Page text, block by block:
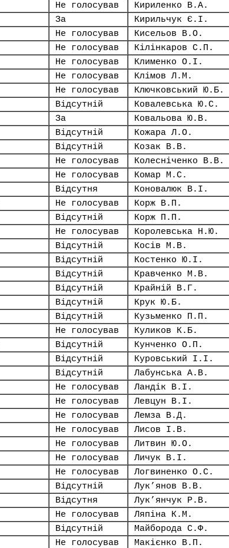
Не голосував Кириленко В.А.
За Кирильчук Є.І.
Не голосував Кисельов В.О.
Не голосував Кілінкаров С.П.
Не голосував Клименко О.І.
Не голосував Клімов Л.М.
Не голосував Ключковський Ю.Б.
Відсутній Ковалевська Ю.С.
За Ковальова Ю.В.
Відсутній Кожара Л.О.
Відсутній Козак В.В.
Не голосував Колесніченко В.В.
Не голосував Комар М.С.
Відсутня Коновалюк В.І.
Не голосував Корж В.П.
Відсутній Корж П.П.
Не голосував Королевська Н.Ю.
Відсутній Косів М.В.
Відсутній Костенко Ю.І.
Відсутній Кравченко М.В.
Відсутній Крайній В.Г.
Відсутній Крук Ю.Б.
Відсутній Кузьменко П.П.
Не голосував Куликов К.Б.
Відсутній Кунченко О.П.
Відсутній Куровський І.І.
Відсутній Лабунська А.В.
Не голосував Ландік В.І.
Не голосував Левцун В.І.
Не голосував Лемза В.Д.
Не голосував Лисов І.В.
Не голосував Литвин Ю.О.
Не голосував Личук В.І.
Не голосував Логвиненко О.С.
Відсутній Лук’янов В.В.
Відсутня Лук’янчук Р.В.
Не голосував Ляпіна К.М.
Відсутній Майборода С.Ф.
Не голосував Макієнко В.П.